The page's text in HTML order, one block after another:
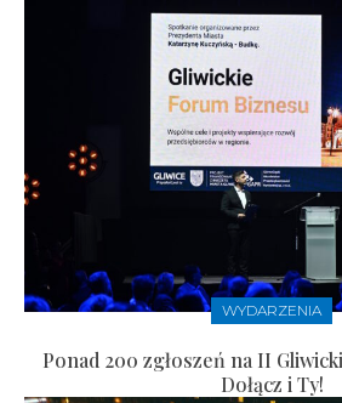
WYDARZENIA
Ponad 200 zgłoszeń na II
Dołącz i Ty!